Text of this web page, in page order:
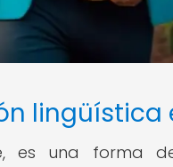
lingüística
es una forma